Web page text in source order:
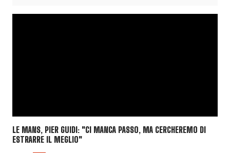
LE MANS, PIER GUIDI: "CI MANCA PASSO, MA CERCHEREMO DI
ESTRARRE IL MEGLIO"